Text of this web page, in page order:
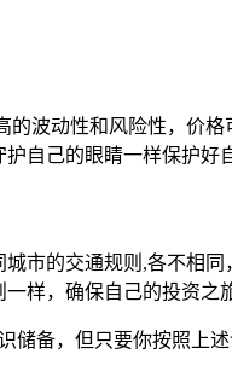
波动性和风险性，价
自己的眼睛一样保护
市的交通规则,各不相
样，确保自己的投资之
储备，但只要你按照上